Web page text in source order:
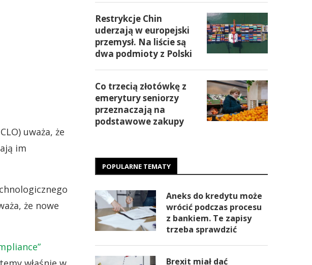
uważa, że
im
że nowe
Restrykcje Chin
uderzają w europejski
przemysł. Na liście są
dwa podmioty z Polski
Co trzecią złotówkę z
emerytury seniorzy
przeznaczają na
podstawowe zakupy
POPULARNE TEMATY
Aneks do kredytu może
wrócić podczas procesu
z bankiem. Te zapisy
trzeba sprawdzić
Brexit miał dać